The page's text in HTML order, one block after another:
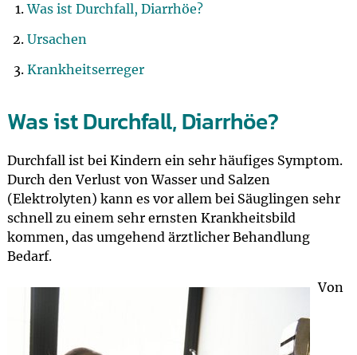
Was ist Durchfall, Diarrhöe?
Ursachen
Krankheitserreger
Was ist Durchfall, Diarrhöe?
Durchfall ist bei Kindern ein sehr häufiges Symptom.
Durch den Verlust von Wasser und Salzen
(Elektrolyten) kann es vor allem bei Säuglingen sehr
schnell zu einem sehr ernsten Krankheitsbild
kommen, das umgehend ärztlicher Behandlung
Bedarf.
Von